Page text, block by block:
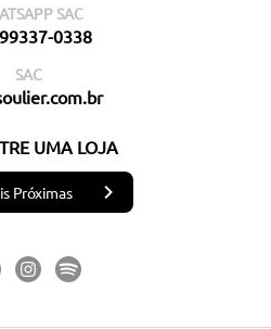
SAC
0338
SAC
UMA LOJA
Próximas